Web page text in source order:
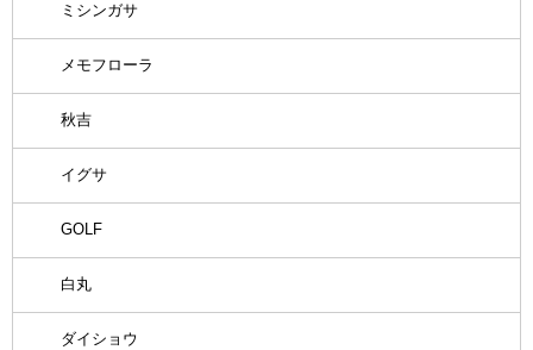
ミシンガサ
メモフローラ
秋吉
イグサ
GOLF
白丸
ダイショウ